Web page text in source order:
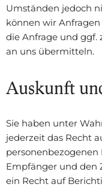
Umständen jedoch
können wir
die Anfrage und
an uns übermitteln.
Auskunft
Sie haben unter
jederzeit das Recht
Empfänger und den
ein Recht auf